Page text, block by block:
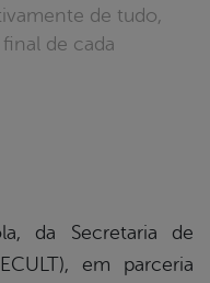
de tudo,
de cada
da Secretaria de
em parceria